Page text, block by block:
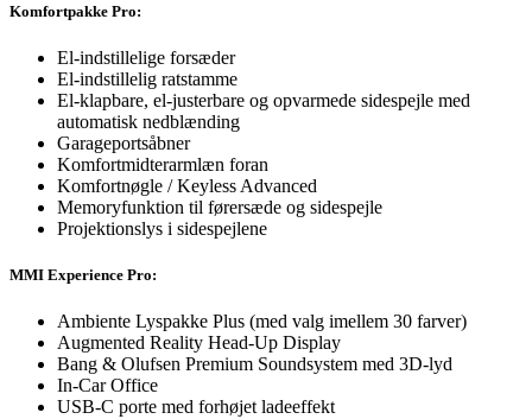
Komfortpakke Pro:
El-indstillelige forsæder
El-indstillelig ratstamme
El-klapbare, el-justerbare og opvarmede sidespejle med
automatisk nedblænding
Garageportsåbner
Komfortmidterarmlæn foran
Komfortnøgle / Keyless Advanced
Memoryfunktion til førersæde og sidespejle
Projektionslys i sidespejlene
MMI Experience Pro:
Ambiente Lyspakke Plus (med valg imellem 30 farver)
Augmented Reality Head-Up Display
Bang & Olufsen Premium Soundsystem med 3D-lyd
In-Car Office
USB-C porte med forhøjet ladeeffekt